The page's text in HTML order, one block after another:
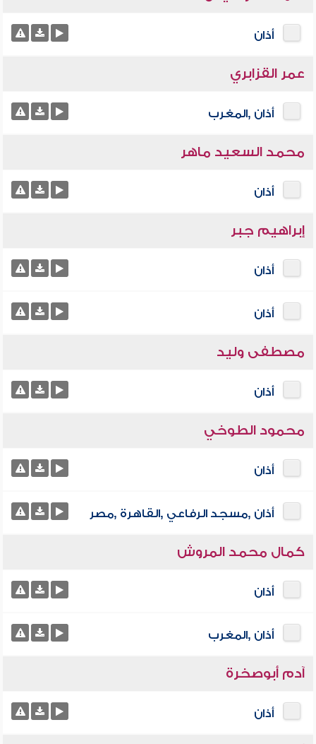
أذان
عمر القزابري
أذان ,المغرب
محمد السعيد ماهر
أذان
إبراهيم جبر
أذان
أذان
مصطفى وليد
أذان
محمود الطوخي
أذان
أذان ,مسجد الرفاعي ,القاهرة ,مصر
كمال محمد المروش
أذان
أذان ,المغرب
آدم أبوصخرة
أذان